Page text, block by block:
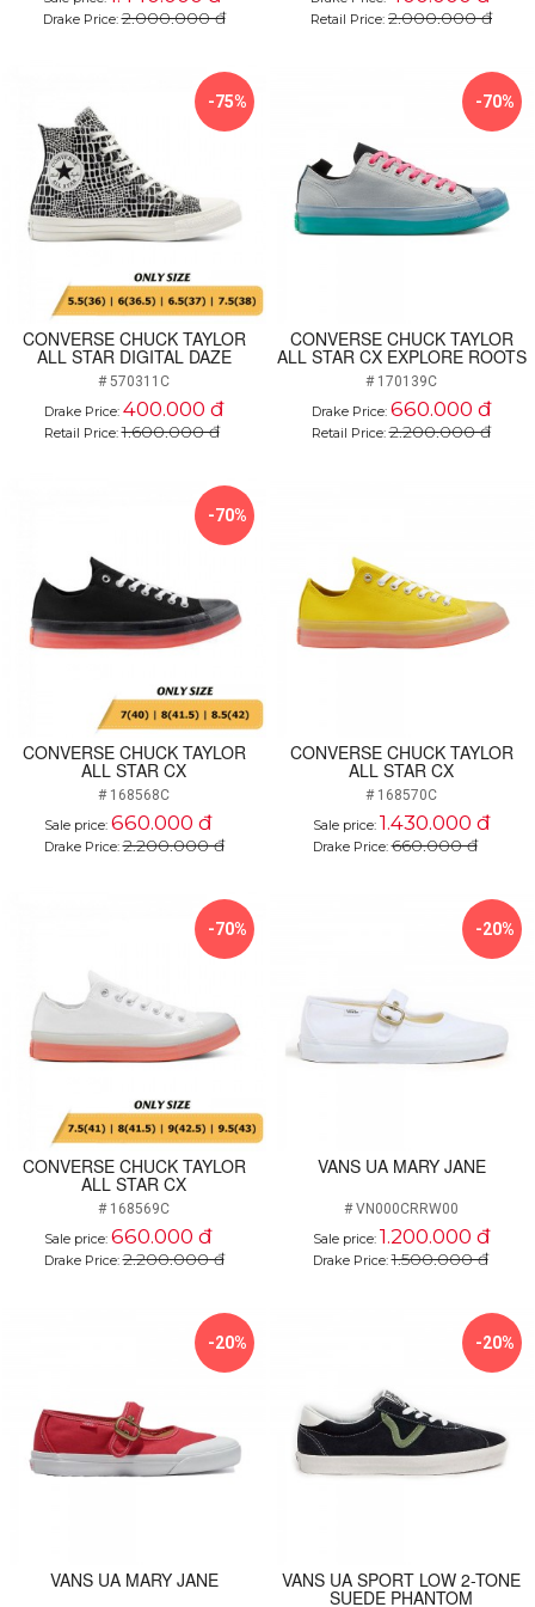
Drake Price:2.000.000 đ Retail Price: 2.000.000 đ
-75%
CONVERSE CHUCK TAYLOR
ALL STAR DIGITAL DAZE
# 570311C
Drake Price: 400.000 đ
Retail Price:1.600.000 đ
-70%
CONVERSE CHUCK TAYLOR
ALL STAR CX EXPLORE ROOTS
# 170139C
Drake Price: 660.000 đ
Retail Price:2.200.000 đ
-70%
CONVERSE CHUCK TAYLOR
ALL STAR CX
# 168568C
Sale price: 660.000 đ
Drake Price:2.200.000 đ
CONVERSE CHUCK TAYLOR
ALL STAR CX
# 168570C
Sale price: 1.430.000 đ
Drake Price:660.000 đ
-70%
CONVERSE CHUCK TAYLOR
ALL STAR CX
# 168569C
Sale price: 660.000 đ
Drake Price:2.200.000 đ
-20%
VANS UA MARY JANE
# VN000CRRW00
Sale price: 1.200.000 đ
Drake Price:1.500.000 đ
-20%
VANS UA MARY JANE
-20%
VANS UA SPORT LOW 2-TONE
SUEDE PHANTOM